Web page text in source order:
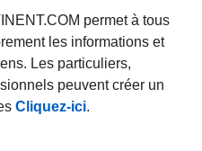
permet à tous
les informations et
Les particuliers,
peuvent créer un
Cliquez-ici.